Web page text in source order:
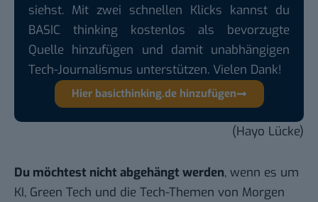
siehst. Mit zwei schnellen Klicks kannst du
BASIC thinking kostenlos als bevorzugte
Quelle hinzufügen und damit unabhängigen
Tech-Journalismus unterstützen. Vielen Dank!
Hier basicthinking.de hinzufügen
(Hayo Lücke)
Du möchtest nicht abgehängt werden, wenn es um
KI, Green Tech und die Tech-Themen von Morgen